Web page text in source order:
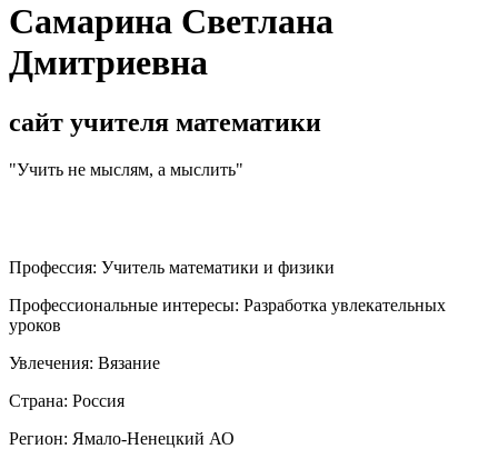
Самарина Светлана
Дмитриевна
сайт учителя математики
"Учить не мыслям, а мыслить"
Профессия: Учитель математики и физики
Профессиональные интересы: Разработка увлекательных
уроков
Увлечения: Вязание
Страна: Россия
Регион: Ямало-Ненецкий АО